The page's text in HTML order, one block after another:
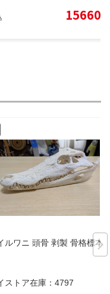
15660
ルワニ 頭骨 剥製 骨格標本
ストア在庫： 4797